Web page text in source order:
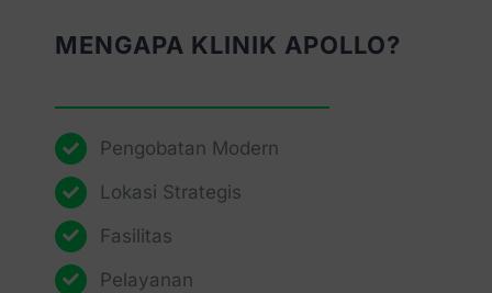
MENGAPA KLINIK APOLLO?
Pengobatan Modern
Lokasi Strategis
Fasilitas
Pelayanan